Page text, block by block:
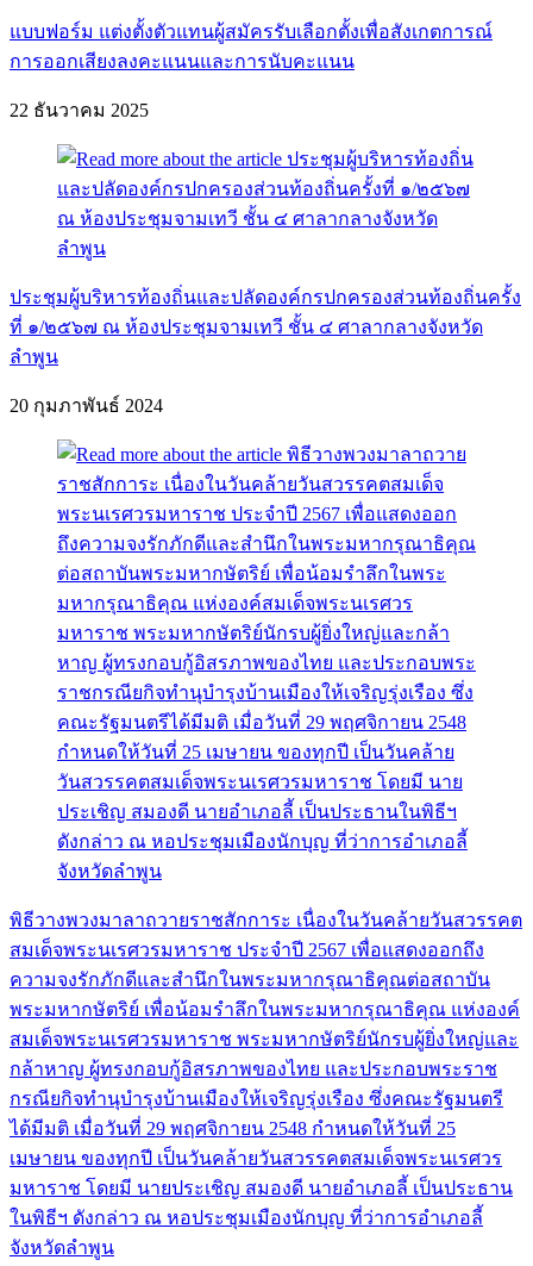
แบบฟอร์ม แต่งตั้งตัวแทนผู้สมัครรับเลือกตั้งเพื่อสังเกตการณ์
การออกเสียงลงคะแนนและการนับคะแนน
22 ธันวาคม 2025
ประชุมผู้บริหารท้องถิ่นและปลัดองค์กรปกครองส่วนท้องถิ่นครั้ง
ที่ ๑/๒๕๖๗ ณ ห้องประชุมจามเทวี ชั้น ๔ ศาลากลางจังหวัด
ลำพูน
20 กุมภาพันธ์ 2024
พิธีวางพวงมาลาถวายราชสักการะ เนื่องในวันคล้ายวันสวรรคต
สมเด็จพระนเรศวรมหาราช ประจำปี 2567 เพื่อแสดงออกถึง
ความจงรักภักดีและสำนึกในพระมหากรุณาธิคุณต่อสถาบัน
พระมหากษัตริย์ เพื่อน้อมรำลึกในพระมหากรุณาธิคุณ แห่งองค์
สมเด็จพระนเรศวรมหาราช พระมหากษัตริย์นักรบผู้ยิ่งใหญ่และ
กล้าหาญ ผู้ทรงกอบกู้อิสรภาพของไทย และประกอบพระราช
กรณียกิจทำนุบำรุงบ้านเมืองให้เจริญรุ่งเรือง ซึ่งคณะรัฐมนตรี
ได้มีมติ เมื่อวันที่ 29 พฤศจิกายน 2548 กำหนดให้วันที่ 25
เมษายน ของทุกปี เป็นวันคล้ายวันสวรรคตสมเด็จพระนเรศวร
มหาราช โดยมี นายประเชิญ สมองดี นายอำเภอลี้ เป็นประธาน
ในพิธีฯ ดังกล่าว ณ หอประชุมเมืองนักบุญ ที่ว่าการอำเภอลี้
จังหวัดลำพูน